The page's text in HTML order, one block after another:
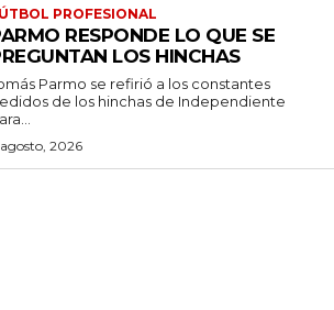
PROFESIONAL
RESPONDE LO QUE SE
LOS HINCHAS
Parmo se refirió a los constantes
de los hinchas de Independiente
2026